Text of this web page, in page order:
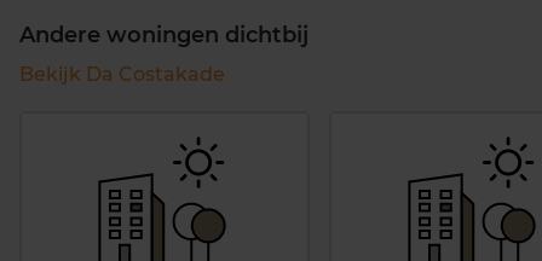
Andere woningen dichtbij
Bekijk Da Costakade